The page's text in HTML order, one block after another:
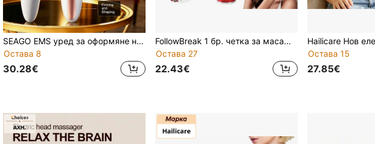
SEAGO EMS уред за оформяне на тялото с функция за постоянна температура 45°C, масажор за изгаряне на мазнини с 6 електродни подложки, 3 режима за стягане на кожата и премахване на целулит, подходящ за корем, ръце, крака и грижа за стрии след раждане, преносимо електрическо устройство за оформяне, EMS масажор с инфрачервено нагряване и импулсна редукция на мазнините, преносим уред за стягане на кожата за домашна грижа за тялото и мускулна релаксация, капацитет на батерията: 1200mAh
Остава 8
30.28€
FollowBreak 1 бр. четка за масаж на скалпа, електрически масажор за коса и скалп с подвижен дизайн, безжичен преносим масажор за глава, ръчна четка за масаж на глава, подходяща за мъже и жени, за домашна употреба и пътуване
Остава 27
22.43€
Остава 15
27.85€